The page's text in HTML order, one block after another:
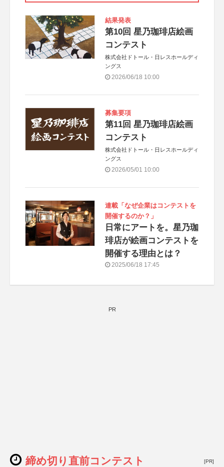
結果発表
第10回 星乃珈琲店絵画
コンテスト
株式会社ドトール・日レスホールディ
ングス
2026/06/18 10:00
募集要項
第11回 星乃珈琲店絵画
コンテスト
株式会社ドトール・日レスホールディ
ングス
2026/05/01 10:00
連載「なぜ企業はコンテストを
開催するのか？」
日常にアートを。星乃珈
琲店が絵画コンテストを
開催する理由とは？
2025/06/18 17:45
PR
締め切り直前コンテスト [PR]